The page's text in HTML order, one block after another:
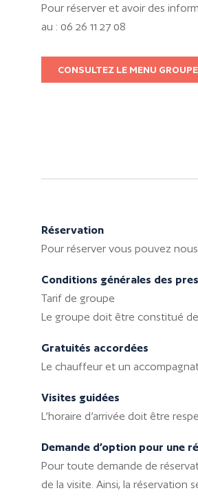
Pour réserver et avoir des
au : 06 26 11 27 08
CONSULTEZ LE MENU GROUPE
Réservation
Pour réserver vous pouvez
Conditions générales des
Tarif de groupe
Le groupe doit être constitué
Gratuités accordées
Le chauffeur et un
Visites guidées
L’horaire d’arrivée doit être
Demande d’option pour une
Pour toute demande de
de la visite. Ainsi, la réservation